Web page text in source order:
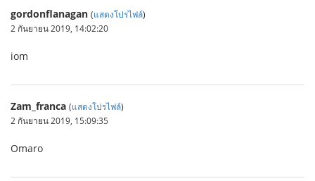
gordonflanagan (แสดงโปรไฟล์)
2 กันยายน 2019, 14:02:20
iom
Zam_franca (แสดงโปรไฟล์)
2 กันยายน 2019, 15:09:35
Omaro